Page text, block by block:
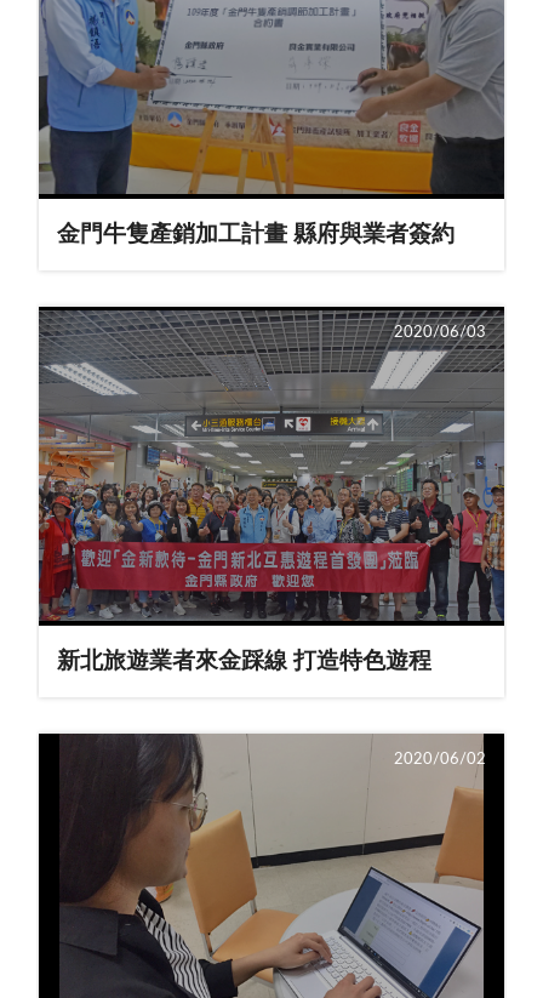
金門牛隻產銷加工計畫 縣府與業者簽約
新北旅遊業者來金踩線 打造特色遊程
2020/06/03
2020/06/02